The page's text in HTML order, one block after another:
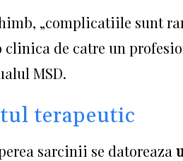
„complicatiile sunt
clinica de catre un
MSD.
terapeutic
sarcinii se datoreaza